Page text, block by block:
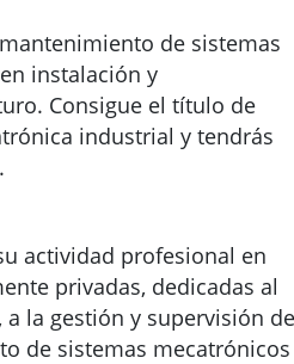
de sistemas
instalación y
Consigue el título de
industrial y tendrás
actividad profesional en
privadas, dedicadas al
la gestión y supervisión
de sistemas